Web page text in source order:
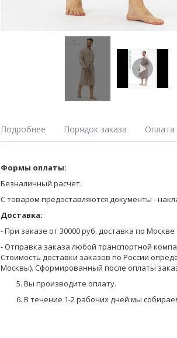
Подробнее
Халат мужской свободного объёма, длина до
деталях накладные карманы, на талии пояс.
Порядок заказа
Оставьте заявку на получение Прайса
на сайте;
позвоните по телефону 8-800-770-
Мы высылаем Вам бланки заказа с
Вы формируете заказ в бланках (в
Уточняем детали оплаты и доставки,
на оплату.
Вы производите оплату.
В течение 1-2 рабочих дней мы
Оплата
Формы оплаты:
Безналичный расчет.
С товаром предоставляются документы -
Доставка:
- При заказе от 30000 руб. доставка по
- Отправка заказа любой транспортной
Стоимость доставки заказов по России
Москвы). Сформированный после оплаты